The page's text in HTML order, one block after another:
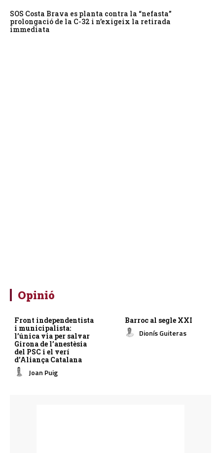
SOS Costa Brava es planta contra la “nefasta”
prolongació de la C-32 i n’exigeix la retirada
immediata
Opinió
Front independentista
i municipalista:
l’única via per salvar
Girona de l’anestèsia
del PSC i el verí
d’Aliança Catalana
Joan Puig
Barroc al segle XXI
Dionís Guiteras